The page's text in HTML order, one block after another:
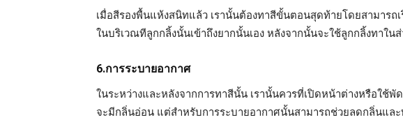
เมื่อสีรองพื้นแห้งสนิทแล้ว เรานั้นต้องทาสีขั้นตอนสุดท้ายโดยสามาร
ในบริเวณทีลูกกลิ้งนั้นเข้าถึงยากนั้นเอง หลังจากนั้นจะใช้ลูกกลิ้งทาใน
6.การระบายอากาศ
ในระหว่างและหลังจากการทาสีนั้น เรานั้นควรที่เปิดหน้าต่างหรือใช้
จะมีกลิ่นอ่อน แต่สำหรับการระบายอากาศนั้นสามารถช่วยลดกลิ่นและ